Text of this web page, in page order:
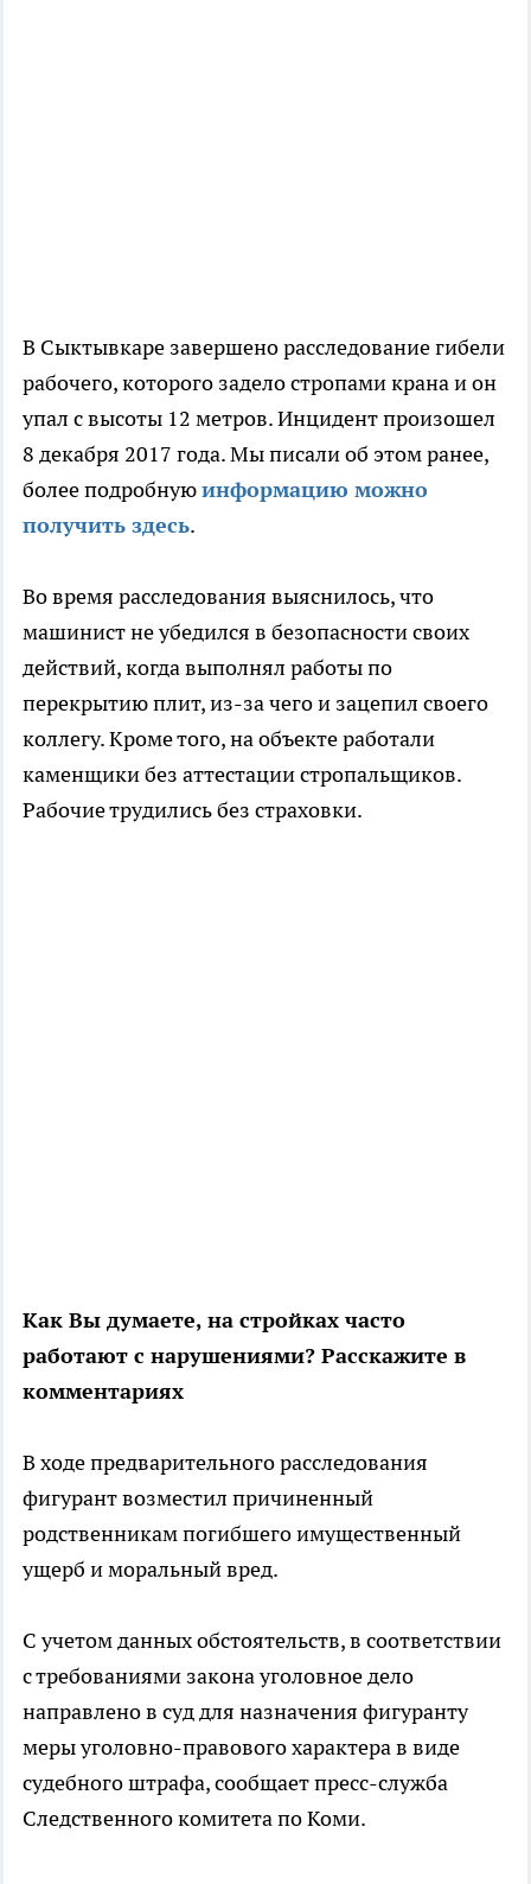
В Сыктывкаре завершено расследование гибели
рабочего, которого задело стропами крана и он
упал с высоты 12 метров. Инцидент произошел
8 декабря 2017 года. Мы писали об этом ранее,
более подробнуюинформацию можно
получить здесь.
Во время расследования выяснилось, что
машинист не убедился в безопасности своих
действий, когда выполнял работы по
перекрытию плит, из-за чего и зацепил своего
коллегу. Кроме того, на объекте работали
каменщики без аттестации стропальщиков.
Рабочие трудились без страховки.
Как Вы думаете, на стройках часто
работают с нарушениями? Расскажите в
комментариях
В ходе предварительного расследования
фигурант возместил причиненный
родственникам погибшего имущественный
ущерб и моральный вред.
С учетом данных обстоятельств, в соответствии
с требованиями закона уголовное дело
направлено в суд для назначения фигуранту
меры уголовно-правового характера в виде
судебного штрафа, сообщает пресс-служба
Следственного комитета по Коми.